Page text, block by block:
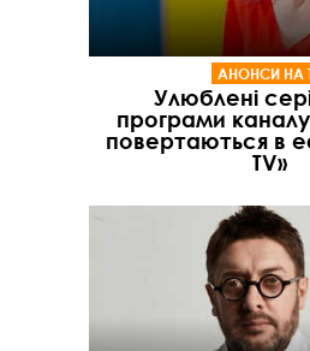
АНОНСИ НА
Улюблені
програми каналу
повертаються в
TV»